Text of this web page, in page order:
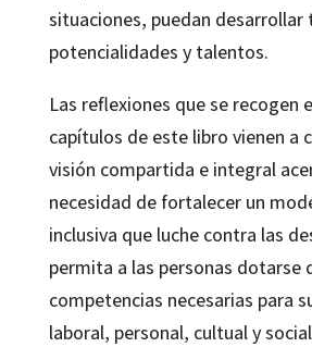
situaciones, puedan desarrollar
potencialidades y talentos.
Las reflexiones que se recogen
capítulos de este libro vienen a
visión compartida e integral
necesidad de fortalecer un
inclusiva que luche contra las
permita a las personas dotarse
competencias necesarias para
laboral, personal, cultual y